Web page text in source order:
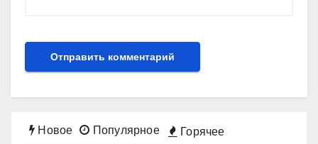
Новое Популярное Горячее